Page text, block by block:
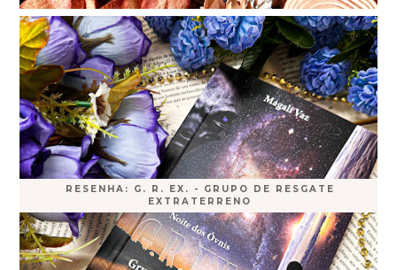
RESENHA: G. R. EX. - GRUPO DE RESGATE
EXTRATERRENO